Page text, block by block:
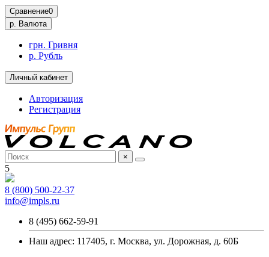
Сравнение0
р. Валюта
грн. Гривня
р. Рубль
Личный кабинет
Авторизация
Регистрация
×
5
8 (800) 500-22-37
info@impls.ru
8 (495) 662-59-91
Наш адрес: 117405, г. Москва, ул. Дорожная, д. 60Б